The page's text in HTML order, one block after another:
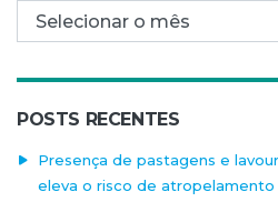
Arquivo mensal
POSTS RECENTES
Presença de pastagens e
eleva o risco de